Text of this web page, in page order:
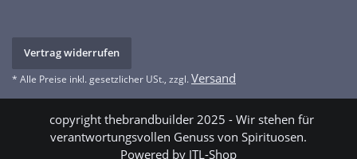
Vertrag widerrufen
* Alle Preise inkl. gesetzlicher USt., zzgl.Versand
copyright thebrandbuilder 2025 - Wir stehen für
verantwortungsvollen Genuss von Spirituosen.
Powered by JTL-Shop